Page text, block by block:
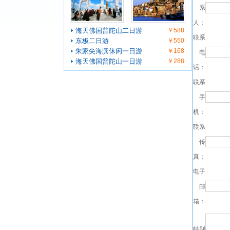
海天佛国普陀山二日游 ￥588
东极二日游 ￥550
朱家尖海滨休闲一日游 ￥168
海天佛国普陀山一日游 ￥288
系
人：
联系
电
话：
联系
手
机：
联系
传
真：
电子
邮
箱：